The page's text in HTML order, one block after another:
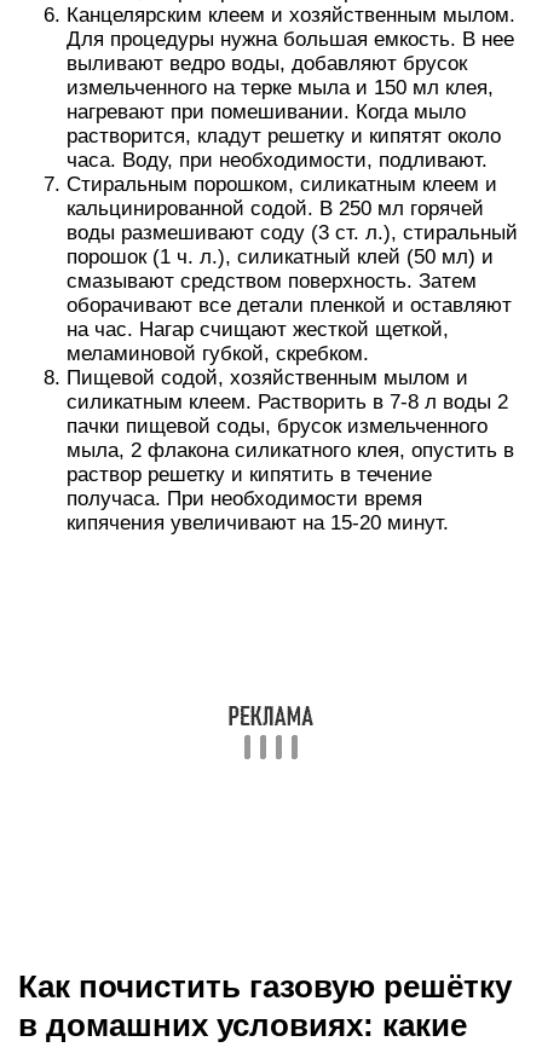
Канцелярским клеем и хозяйственным мылом.
Для процедуры нужна большая емкость. В нее
выливают ведро воды, добавляют брусок
измельченного на терке мыла и 150 мл клея,
нагревают при помешивании. Когда мыло
растворится, кладут решетку и кипятят около
часа. Воду, при необходимости, подливают.
Стиральным порошком, силикатным клеем и
кальцинированной содой. В 250 мл горячей
воды размешивают соду (3 ст. л.), стиральный
порошок (1 ч. л.), силикатный клей (50 мл) и
смазывают средством поверхность. Затем
оборачивают все детали пленкой и оставляют
на час. Нагар счищают жесткой щеткой,
меламиновой губкой, скребком.
Пищевой содой, хозяйственным мылом и
силикатным клеем. Растворить в 7-8 л воды 2
пачки пищевой соды, брусок измельченного
мыла, 2 флакона силикатного клея, опустить в
раствор решетку и кипятить в течение
получаса. При необходимости время
кипячения увеличивают на 15-20 минут.
Как почистить газовую решётку
в домашних условиях: какие